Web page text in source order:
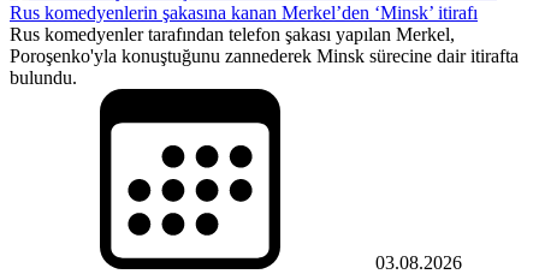
Rus komedyenlerin şakasına kanan Merkel’den ‘Minsk’ itirafı
Rus komedyenler tarafından telefon şakası yapılan Merkel,
Poroşenko'yla konuştuğunu zannederek Minsk sürecine dair itirafta
bulundu.
03.08.2026